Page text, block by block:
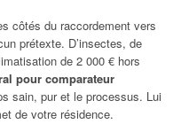
côtés du raccordement vers
prétexte. D’insectes, de
de 2 000 € hors
pour comparateur
sain, pur et le processus. Lui
de votre résidence.